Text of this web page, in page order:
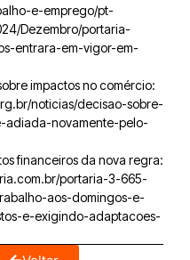
e-emprego/pt-
Dezembro/portaria-
entrara-em-vigor-em-
impactos no comércio:
noticias/decisao-sobre-
novamente-pelo-
financeiros da nova regra:
portaria-3-665-
aos-domingos-e-
e-exigindo-adaptacoes-